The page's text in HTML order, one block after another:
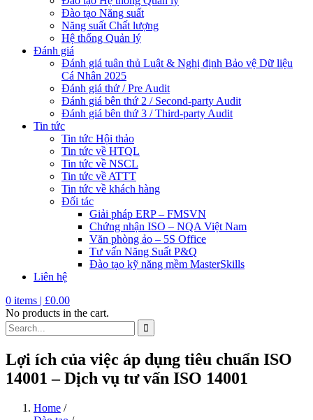
Đào tạo Năng suất
Năng suất Chất lượng
Hệ thống Quản lý
Đánh giá
Đánh giá tuân thủ Luật & Nghị định Bảo vệ Dữ liệu
Cá Nhân 2025
Đánh giá thử / Pre Audit
Đánh giá bên thứ 2 / Second-party Audit
Đánh giá bên thứ 3 / Third-party Audit
Tin tức
Tin tức Hội thảo
Tin tức về HTQL
Tin tức về NSCL
Tin tức về ATTT
Tin tức về khách hàng
Đối tác
Giải pháp ERP – FMSVN
Chứng nhận ISO – NQA Việt Nam
Văn phòng ảo – 5S Office
Tư vấn Năng Suất P&Q
Đào tạo kỹ năng mềm MasterSkills
Liên hệ
0 items | £0.00
No products in the cart.
Lợi ích của việc áp dụng tiêu chuẩn ISO
14001 – Dịch vụ tư vấn ISO 14001
Home /